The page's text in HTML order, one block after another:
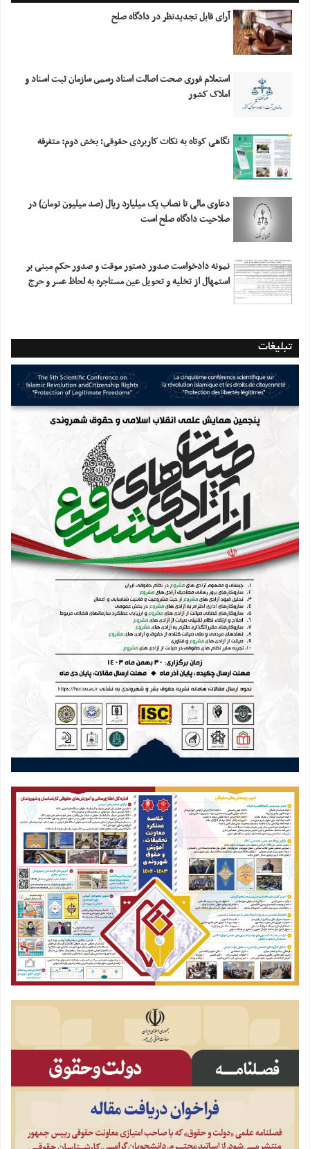
آرای قابل تجدیدنظر در دادگاه صلح
استعلام فورى صحت اصالت اسناد رسمى سازمان ثبت اسناد و
املاک کشور
نگاهی کوتاه به نکات کاربردی حقوقی؛ بخش دوم: متفرقه
دعاوی مالی تا نصاب یک میلیارد ریال (صد میلیون تومان) در
صلاحیت دادگاه صلح است
نمونه دادخواست صدور دستور موقت و صدور حکم مبنی بر
استمهال از تخلیه و تحویل عین مستاجره به لحاظ عسر و حرج
تبلیغات